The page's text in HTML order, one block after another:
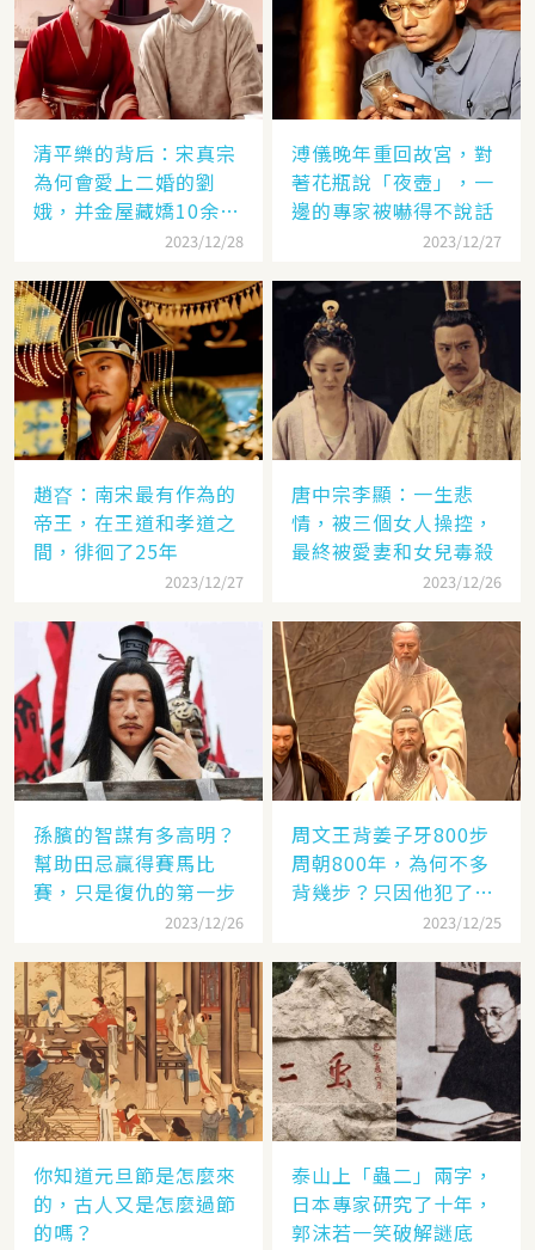
清平樂的背后：宋真宗
為何會愛上二婚的劉
娥，并金屋藏嬌10余
2023/12/28
溥儀晚年重回故宮，對
著花瓶說「夜壺」，一
邊的專家被嚇得不說話
2023/12/27
趙昚：南宋最有作為的
帝王，在王道和孝道之
間，徘徊了25年
2023/12/27
唐中宗李顯：一生悲
情，被三個女人操控，
最終被愛妻和女兒毒殺
2023/12/26
孫臏的智謀有多高明？
幫助田忌贏得賽馬比
賽，只是復仇的第一步
2023/12/26
周文王背姜子牙800步
周朝800年，為何不多
背幾步？只因他犯了個
2023/12/25
你知道元旦節是怎麼來
的，古人又是怎麼過節
的嗎？
泰山上「蟲二」兩字，
日本專家研究了十年，
郭沫若一笑破解謎底